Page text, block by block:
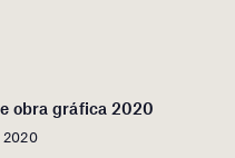
obra gráfica 2020
2020